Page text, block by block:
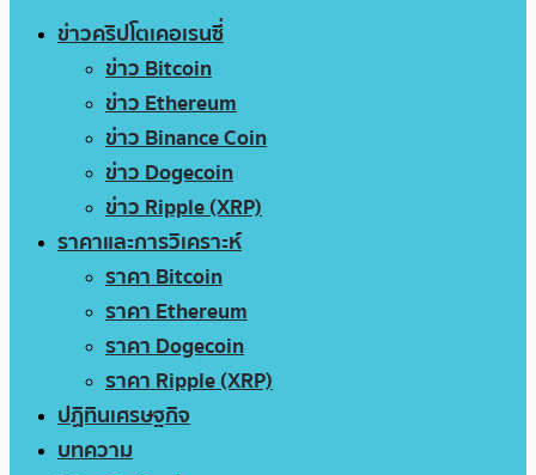
ข่าวคริปโตเคอเรนซี่
ข่าว Bitcoin
ข่าว Ethereum
ข่าว Binance Coin
ข่าว Dogecoin
ข่าว Ripple (XRP)
ราคาและการวิเคราะห์
ราคา Bitcoin
ราคา Ethereum
ราคา Dogecoin
ราคา Ripple (XRP)
ปฏิทินเศรษฐกิจ
บทความ